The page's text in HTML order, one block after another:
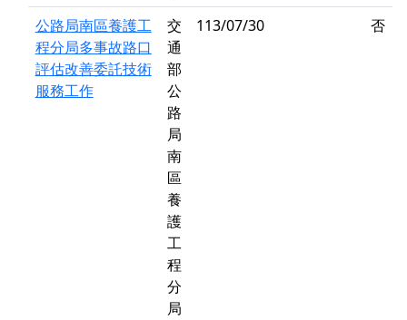
公路局南區養護工
程分局多事故路口
評估改善委託技術
服務工作
交
通
部
公
路
局
南
區
養
護
工
程
分
局
113/07/30 否